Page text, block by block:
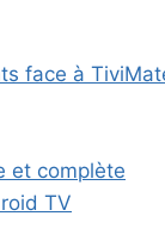
face à
et complète
TV